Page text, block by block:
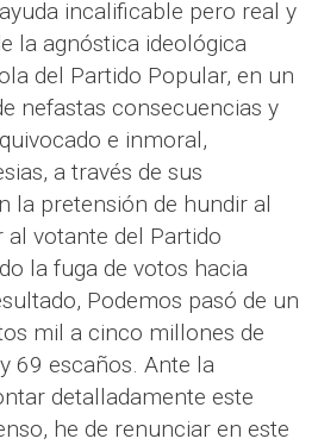
incalificable pero real y
la agnóstica ideológica
del Partido Popular, en un
nefastas consecuencias y
e inmoral,
a través de sus
la pretensión de hundir al
al votante del Partido
la fuga de votos hacia
Podemos pasó de un
mil a cinco millones de
69 escaños. Ante la
detalladamente este
he de renunciar en este